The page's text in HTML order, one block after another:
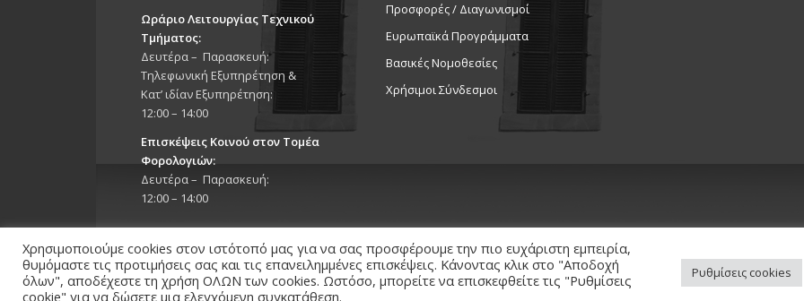
5ο
Ιερός
Ωράριο Λειτουργίας Τεχνικού
Τμήματος:
Δευτέρα – Παρασκευή:
Τηλεφωνική Εξυπηρέτηση &
Κατ’ ιδίαν Εξυπηρέτηση:
12:00 – 14:00
Επισκέψεις Κοινού στον Τομέα
Φορολογιών:
Δευτέρα – Παρασκευή:
12:00 – 14:00
Προσφορές / Διαγωνισμοί
Ευρωπαϊκά Προγράμματα
Βασικές Νομοθεσίες
Χρήσιμοι Σύνδεσμοι
Copyright 2026 © Δήμος Στροβόλου, All Rights Reserved. / Powered by
Χρησιμοποιούμε cookies στον ιστότοπό μας για να σας προσφέρουμε την πιο ευχάριστη εμπειρία,
θυμόμαστε τις προτιμήσεις σας και τις επανειλημμένες επισκέψεις. Κάνοντας κλικ στο "Αποδοχή
όλων", αποδέχεστε τη χρήση ΟΛΩΝ των cookies. Ωστόσο, μπορείτε να επισκεφθείτε τις "Ρυθμίσεις
cookie" για να δώσετε μια ελεγχόμενη συγκατάθεση.
Ρυθμίσεις cookies